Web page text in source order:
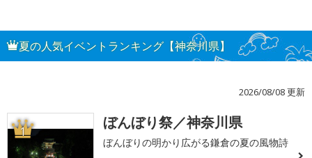
夏の人気イベントランキング【神奈川県】
2026/08/08 更新
1 ぼんぼり祭／神奈川県
ぼんぼりの明かり広がる鎌倉の夏の風物詩